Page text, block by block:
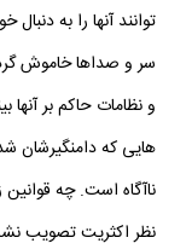
توانند آنها را به
سر و صداها خاموش
و نظامات حاكم بر
هايى كه دامنگيرشان
ناآگاه است. چه
نظر اكثريت تصويب